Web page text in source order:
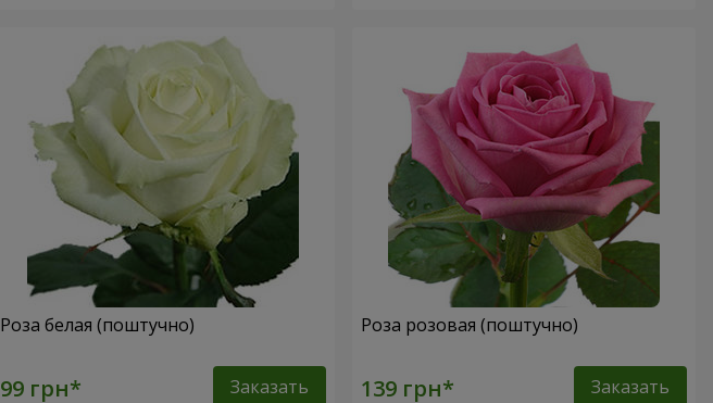
Роза белая (поштучно)
Заказать
Роза розовая (поштучно)
Заказать